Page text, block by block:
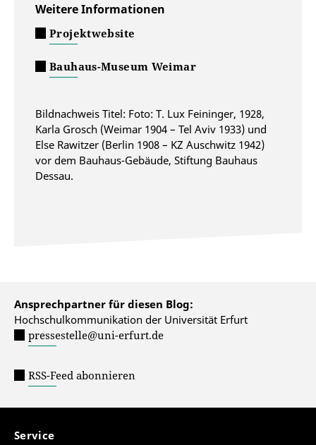
Weitere Informationen
Projektwebsite
Bauhaus-Museum Weimar
Bildnachweis Titel: Foto: T. Lux Feininger, 1928,
Karla Grosch (Weimar 1904 – Tel Aviv 1933) und
Else Rawitzer (Berlin 1908 – KZ Auschwitz 1942)
vor dem Bauhaus-Gebäude, Stiftung Bauhaus
Dessau.
Ansprechpartner für diesen Blog:
Hochschulkommunikation der Universität Erfurt
pressestelle@uni-erfurt.de
RSS-Feed abonnieren
Service